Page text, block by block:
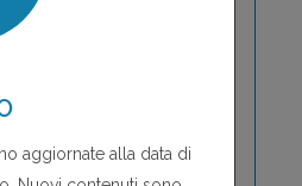
messo in crisi per variazioni
di pressione arteriosa
a livello cerebrale, può
adeguatamente, portare
ritara verso l'alto i limiti
ai rischi di ipoperfusione